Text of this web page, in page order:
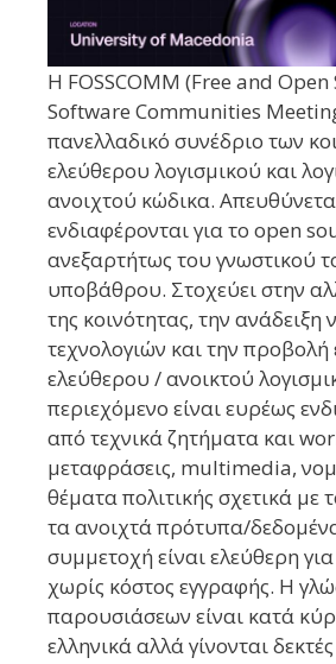
H FOSSCOMM (Free and Open
Software Communities
πανελλαδικό συνέδριο των
ελεύθερου λογισμικού και
ανοιχτού κώδικα.
ενδιαφέρονται για το open
ανεξαρτήτως του γνωστικού
υποβάθρου. Στοχεύει στην
της κοινότητας, την ανάδειξη
τεχνολογιών και την προβολή
ελεύθερου / ανοικτού
περιεχόμενο είναι ευρέως
από τεχνικά ζητήματα και
μεταφράσεις, multimedia,
θέματα πολιτικής σχετικά με
τα ανοιχτά πρότυπα/
συμμετοχή είναι ελεύθερη
χωρίς κόστος εγγραφής. Η
παρουσιάσεων είναι κατά
ελληνικά αλλά γίνονται